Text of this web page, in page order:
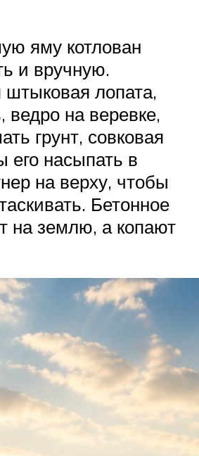
яму котлован
и вручную.
лопата,
ведро на веревке,
грунт, совковая
его насыпать в
на верху, чтобы
Бетонное
на землю, а копают